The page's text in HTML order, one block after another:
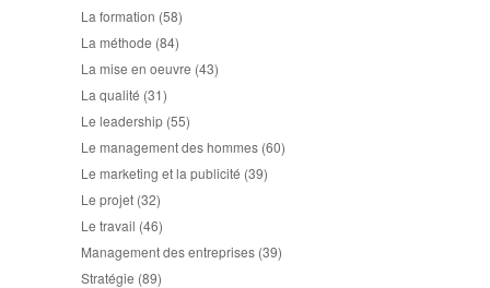
La formation (58)
La méthode (84)
La mise en oeuvre (43)
La qualité (31)
Le leadership (55)
Le management des hommes (60)
Le marketing et la publicité (39)
Le projet (32)
Le travail (46)
Management des entreprises (39)
Stratégie (89)